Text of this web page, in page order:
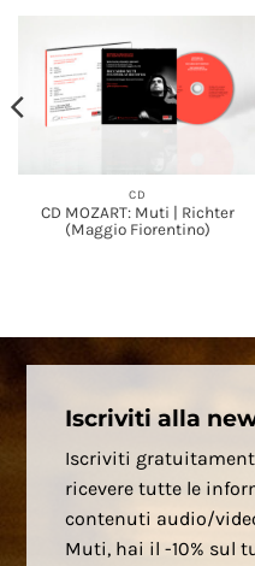
CD
CD MOZART: Muti | Richter
(Maggio Fiorentino)
Iscriviti alla
Iscriviti
ricevere tutte le
contenuti audio/
Muti, hai il -10% sul